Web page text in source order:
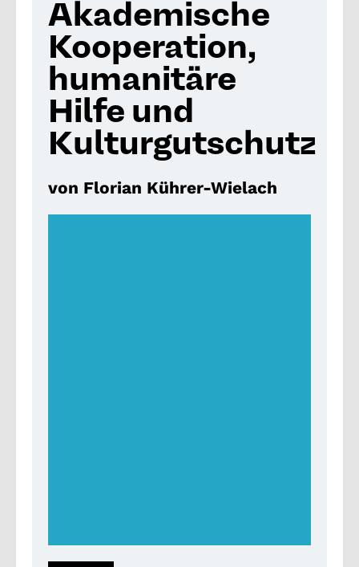
Akademische
Kooperation,
humanitäre
Hilfe und
Kulturgutschutz
von Florian Kührer-Wielach